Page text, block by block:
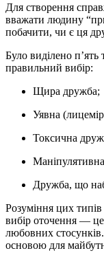
Для створення
вважати людину
побачити, чи є ця
Було виділено
правильний вибір:
Щира дружба;
Уявна
Токсична
Дружба, що
Розуміння цих
вибір оточення —
любовних
основою для